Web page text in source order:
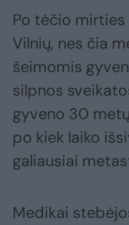
Po tėčio mirties
Vilnių, nes čia
šeimomis
silpnos
gyveno 30
po kiek laiko
galiausiai
Medikai